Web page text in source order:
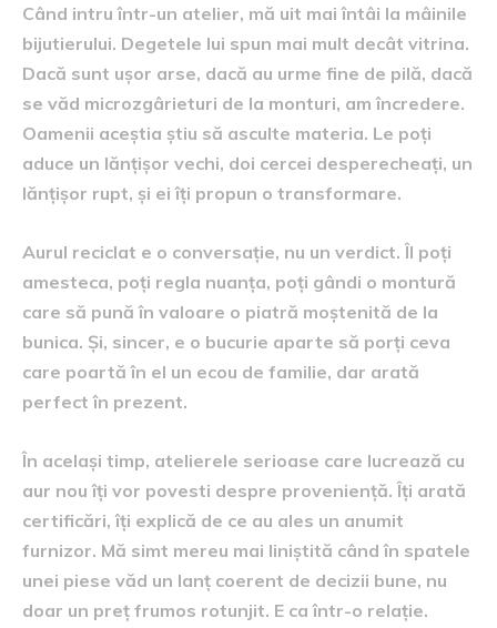
Când intru într-un atelier, mă uit mai întâi la mâinile
bijutierului. Degetele lui spun mai mult decât vitrina.
Dacă sunt ușor arse, dacă au urme fine de pilă, dacă
se văd microzgârieturi de la monturi, am încredere.
Oamenii aceștia știu să asculte materia. Le poți
aduce un lănțișor vechi, doi cercei desperecheați, un
lănțișor rupt, și ei îți propun o transformare.
Aurul reciclat e o conversație, nu un verdict. Îl poți
amesteca, poți regla nuanța, poți gândi o montură
care să pună în valoare o piatră moștenită de la
bunica. Și, sincer, e o bucurie aparte să porți ceva
care poartă în el un ecou de familie, dar arată
perfect în prezent.
În același timp, atelierele serioase care lucrează cu
aur nou îți vor povesti despre proveniență. Îți arată
certificări, îți explică de ce au ales un anumit
furnizor. Mă simt mereu mai liniștită când în spatele
unei piese văd un lanț coerent de decizii bune, nu
doar un preț frumos rotunjit. E ca într-o relație.